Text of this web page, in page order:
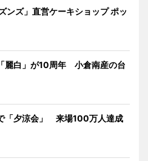
ンズ」直営ケーキショップ ポッ
麗白」が10周年 小倉南産の台
「夕涼会」 来場100万人達成